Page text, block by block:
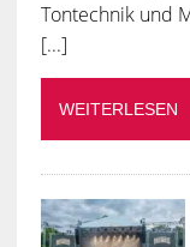
Tontechnik und
[...]
WEITERLESEN